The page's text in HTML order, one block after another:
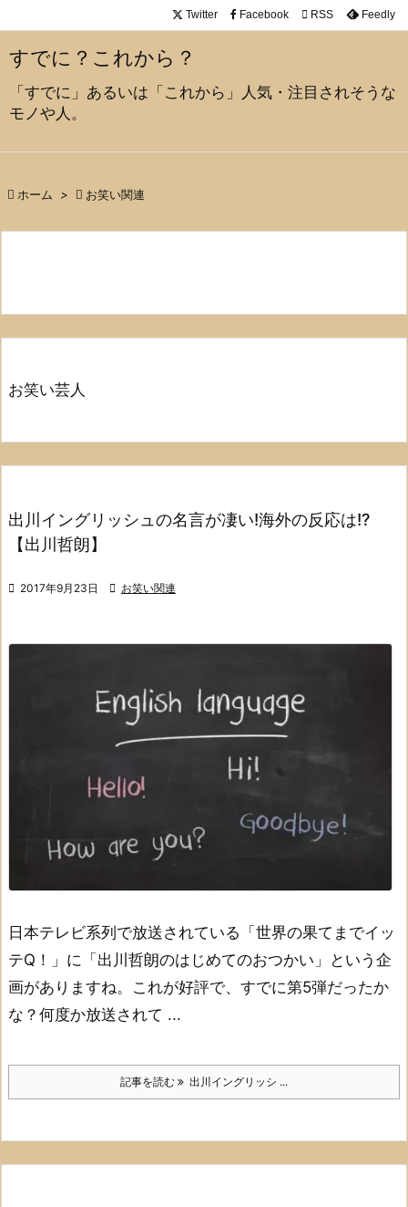
すでに？これから？
「すでに」あるいは「これから」人気・注目されそうな
モノや人。

サイド

Twitter Facebook  RSS Feedly
 ホーム >  お笑い関連
お笑い芸人
出川イングリッシュの名言が凄い!海外の反応は!?
【出川哲朗】
 2017年9月23日  お笑い関連
日本テレビ系列で放送されている 「世界の果てまでイッ
テQ！」に 「出川哲朗のはじめてのおつかい」
という企
画がありますね。 これが好評で、 すでに第5弾だったか
な？ 何度か放送されて ...
記事を読む 出川イングリッシ ...